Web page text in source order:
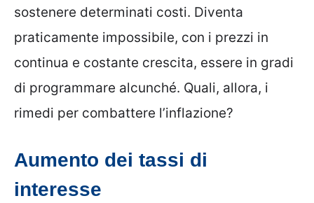
sostenere determinati costi. Diventa
praticamente impossibile, con i prezzi in
continua e costante crescita, essere in gradi
di programmare alcunché. Quali, allora, i
rimedi per combattere l’inflazione?
Aumento dei tassi di
interesse